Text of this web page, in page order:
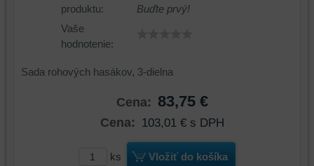
produktu:
Buďte prvý!
Vaše
hodnotenie:
Sada rohových hasákov, 3-dielna
Cena: 83,75 €
Cena: 103,01 € s DPH
ks Vložiť do košíka